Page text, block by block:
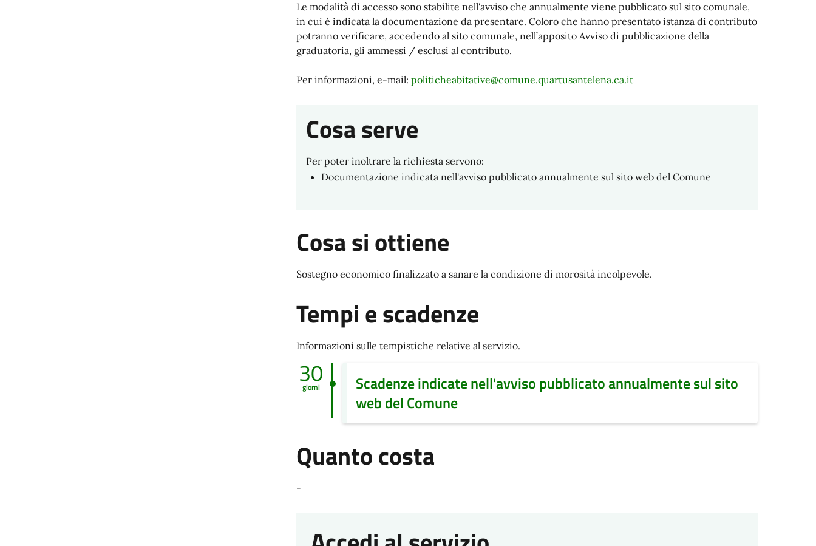
Le modalità di accesso sono stabilite nell'avviso che annualmente viene pubblicato sul sito comunale,
in cui è indicata la documentazione da presentare. Coloro che hanno presentato istanza di contributo
potranno verificare, accedendo al sito comunale, nell’apposito Avviso di pubblicazione della
graduatoria, gli ammessi / esclusi al contributo.
Per informazioni, e-mail: politicheabitative@comune.quartusantelena.ca.it
Cosa serve
Per poter inoltrare la richiesta servono:
Documentazione indicata nell'avviso pubblicato annualmente sul sito web del Comune
Cosa si ottiene
Sostegno economico finalizzato a sanare la condizione di morosità incolpevole.
Tempi e scadenze
Informazioni sulle tempistiche relative al servizio.
30
giorni
Scadenze indicate nell'avviso pubblicato annualmente sul sito
web del Comune
Quanto costa
-